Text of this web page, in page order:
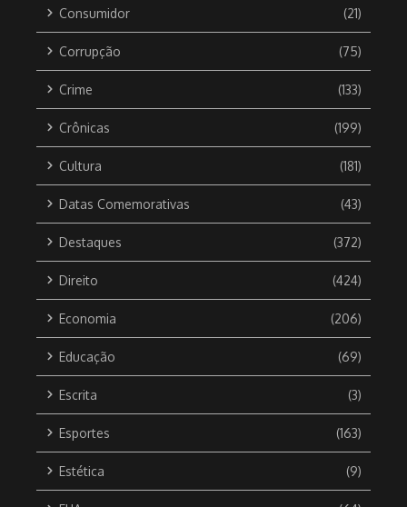
Consumidor (21)
Corrupção (75)
Crime (133)
Crônicas (199)
Cultura (181)
Datas Comemorativas (43)
Destaques (372)
Direito (424)
Economia (206)
Educação (69)
Escrita (3)
Esportes (163)
Estética (9)